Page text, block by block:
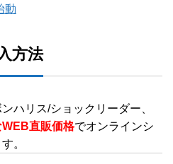
動
方法
ハリス/ショックリーダー、
WEB直販価格でオンラインシ
。